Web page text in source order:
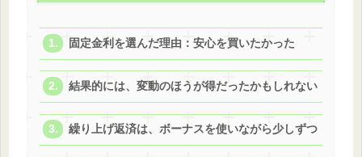
固定金利を選んだ理由：安心を買いたかった
結果的には、変動のほうが得だったかもしれない
繰り上げ返済は、ボーナスを使いながら少しずつ